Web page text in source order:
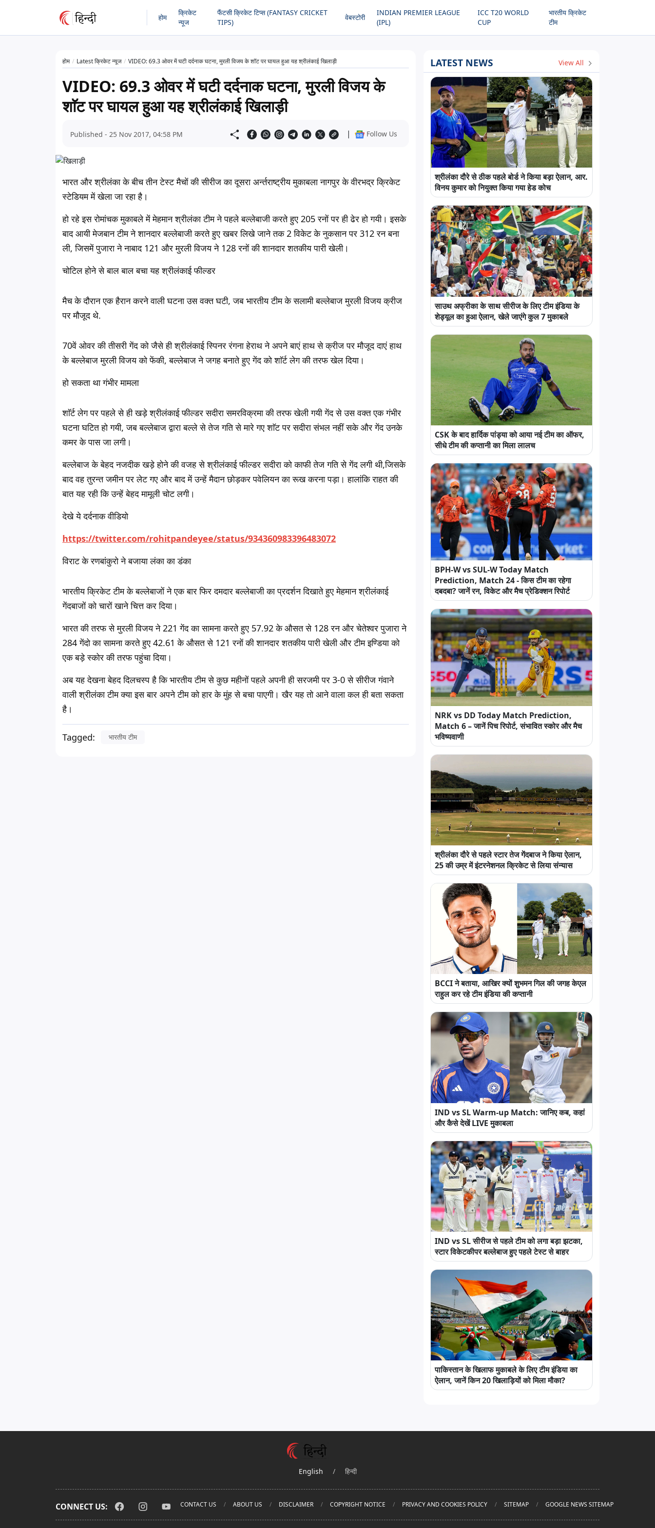
होम
क्रिकेट
न्यूज
फैंटसी क्रिकेट टिप्स (FANTASY CRICKET
TIPS)
वेबस्टोरी
INDIAN PREMIER LEAGUE
(IPL)
ICC T20 WORLD
CUP
भारतीय क्रिकेट
टीम
होम Latest क्रिकेट न्यूज VIDEO: 69.3 ओवर में घटी दर्दनाक घटना, मुरली विजय के शाॅट पर घायल हुआ यह श्रीलंकाई खिलाड़ी
VIDEO: 69.3 ओवर में घटी दर्दनाक घटना, मुरली विजय के
शाॅट पर घायल हुआ यह श्रीलंकाई खिलाड़ी
Published - 25 Nov 2017, 04:58 PM | Follow Us
भारत और श्रीलंका के बीच तीन टेस्ट मैचों की सीरीज का दूसरा अर्न्तराष्ट्रीय मुकाबला नागपुर के वीरभद्र क्रिकेट
स्टेडियम में खेला जा रहा है।
हो रहे इस रोमांचक मुकाबले में मेहमान श्रीलंका टीम ने पहले बल्लेबाजी करते हुए 205 रनों पर ही ढेर हो गयी। इसके
बाद आयी मेजबान टीम ने शानदार बल्लेबाजी करते हुए खबर लिखे जाने तक 2 विकेट के नुकसान पर 312 रन बना
ली, जिसमें पुजारा ने नाबाद 121 और मुरली विजय ने 128 रनों की शानदार शतकीय पारी खेली।
चोटिल होने से बाल बाल बचा यह श्रीलंकाई फील्डर
मैच के दौरान एक हैरान करने वाली घटना उस वक्त घटी, जब भारतीय टीम के सलामी बल्लेबाज मुरली विजय क्रीज
पर मौजूद थे.
70वें ओवर की तीसरी गेंद को जैसे ही श्रीलंकाई स्पिनर रंगना हेराथ ने अपने बाएं हाथ से क्रीज पर मौजूद दाएं हाथ
के बल्लेबाज मुरली विजय को फेंकी, बल्लेबाज ने जगह बनाते हुए गेंद को शाॅर्ट लेग की तरफ खेल दिया।
हो सकता था गंभीर मामला
शाॅर्ट लेग पर पहले से ही खड़े श्रीलंकाई फील्डर सदीरा समरविक्रमा की तरफ खेली गयी गेंद से उस वक्त एक गंभीर
घटना घटित हो गयी, जब बल्लेबाज द्वारा बल्ले से तेज गति से मारे गए शाॅट पर सदीरा संभल नहीं सके और गेंद उनके
कमर के पास जा लगी।
बल्लेबाज के बेहद नजदीक खड़े होने की वजह से श्रीलंकाई फील्डर सदीरा को काफी तेज गति से गेंद लगी थी,जिसके
बाद वह तुरन्त जमीन पर लेट गए और बाद में उन्हें मैदान छोड़कर पवेलियन का रूख करना पड़ा। हालांकि राहत की
बात यह रही कि उन्हें बेहद मामूली चोट लगी।
देखे ये दर्दनाक वीडियो
https://twitter.com/rohitpandeyee/status/934360983396483072
विराट के रणबांकुरो ने बजाया लंका का डंका
भारतीय क्रिकेट टीम के बल्लेबाजों ने एक बार फिर दमदार बल्लेबाजी का प्रदर्शन दिखाते हुए मेहमान श्रीलंकाई
गेंदबाजों को चारों खाने चित्त कर दिया।
भारत की तरफ से मुरली विजय ने 221 गेंद का सामना करते हुए 57.92 के औसत से 128 रन और चेतेश्वर पुजारा ने
284 गेंदो का सामना करते हुए 42.61 के औसत से 121 रनों की शानदार शतकीय पारी खेली और टीम इण्डिया को
एक बड़े स्कोर की तरफ पहुंचा दिया।
अब यह देखना बेहद दिलचस्प है कि भारतीय टीम से कुछ महीनों पहले अपनी ही सरजमी पर 3-0 से सीरीज गंवाने
वाली श्रीलंका टीम क्या इस बार अपने टीम को हार के मुंह से बचा पाएगी। खैर यह तो आने वाला कल ही बता सकता
है।
Tagged: भारतीय टीम
LATEST NEWS View All
श्रीलंका दौरे से ठीक पहले बोर्ड ने किया बड़ा ऐलान, आर.
विनय कुमार को नियुक्त किया गया हेड कोच
साउथ अफ्रीका के साथ सीरीज के लिए टीम इंडिया के
शेड्यूल का हुआ ऐलान, खेले जाएंगे कुल 7 मुकाबले
CSK के बाद हार्दिक पांड्या को आया नई टीम का ऑफर,
सीधे टीम की कप्तानी का मिला लालच
BPH-W vs SUL-W Today Match
Prediction, Match 24 - किस टीम का रहेगा
दबदबा? जानें रन, विकेट और मैच प्रेडिक्शन रिपोर्ट
NRK vs DD Today Match Prediction,
Match 6 – जानें पिच रिपोर्ट, संभावित स्कोर और मैच
भविष्यवाणी
श्रीलंका दौरे से पहले स्टार तेज गेंदबाज ने किया ऐलान,
25 की उम्र में इंटरनेशनल क्रिकेट से लिया संन्यास
BCCI ने बताया, आखिर क्यों शुभमन गिल की जगह केएल
राहुल कर रहे टीम इंडिया की कप्तानी
IND vs SL Warm-up Match: जानिए कब, कहां
और कैसे देखें LIVE मुकाबला
IND vs SL सीरीज से पहले टीम को लगा बड़ा झटका,
स्टार विकेटकीपर बल्लेबाज हुए पहले टेस्ट से बाहर
पाकिस्तान के खिलाफ मुकाबले के लिए टीम इंडिया का
ऐलान, जानें किन 20 खिलाड़ियों को मिला मौका?
English / हिन्दी
CONNECT US: CONTACT US ABOUT US DISCLAIMER COPYRIGHT NOTICE PRIVACY AND COOKIES POLICY SITEMAP GOOGLE NEWS SITEMAP